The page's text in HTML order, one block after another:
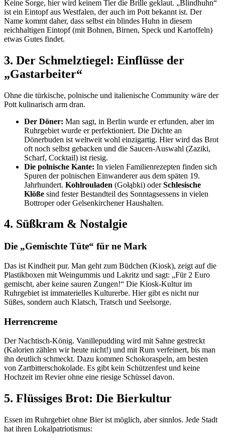
Keine Sorge, hier wird keinem Tier die Brille geklaut. „Blindhuhn“
ist ein Eintopf aus Westfalen, der auch im Pott bekannt ist. Der
Name kommt daher, dass selbst ein blindes Huhn in diesem
reichhaltigen Eintopf (mit Bohnen, Birnen, Speck und Kartoffeln)
etwas Gutes findet.
3. Der Schmelztiegel: Einflüsse der
„Gastarbeiter“
Ohne die türkische, polnische und italienische Community wäre der
Pott kulinarisch arm dran.
Der Döner: Man sagt, in Berlin wurde er erfunden, aber im
Ruhrgebiet wurde er perfektioniert. Die Dichte an
Dönerbuden ist weltweit wohl einzigartig. Hier wird das Brot
oft noch selbst gebacken und die Saucen-Auswahl (Zaziki,
Scharf, Cocktail) ist riesig.
Die polnische Kante: In vielen Familienrezepten finden sich
Spuren der polnischen Einwanderer aus dem späten 19.
Jahrhundert. Kohlrouladen (Gołąbki) oderSchlesische
Klöße sind fester Bestandteil des Sonntagsessens in vielen
Bottroper oder Gelsenkirchener Haushalten.
4. Süßkram & Nostalgie
Die „Gemischte Tüte“ für ne Mark
Das ist Kindheit pur. Man geht zum Büdchen (Kiosk), zeigt auf die
Plastikboxen mit Weingummis und Lakritz und sagt: „Für 2 Euro
gemischt, aber keine sauren Zungen!“ Die Kiosk-Kultur im
Ruhrgebiet ist immaterielles Kulturerbe. Hier gibt es nicht nur
Süßes, sondern auch Klatsch, Tratsch und Seelsorge.
Herrencreme
Der Nachtisch-König. Vanillepudding wird mit Sahne gestreckt
(Kalorien zählen wir heute nicht!) und mit Rum verfeinert, bis man
ihn deutlich schmeckt. Dazu kommen Schokoraspeln, am besten
von Zartbitterschokolade. Es gibt kein Schützenfest und keine
Hochzeit im Revier ohne eine riesige Schüssel davon.
5. Flüssiges Brot: Die Bierkultur
Essen im Ruhrgebiet ohne Bier ist möglich, aber sinnlos. Jede Stadt
hat ihren Lokalpatriotismus: